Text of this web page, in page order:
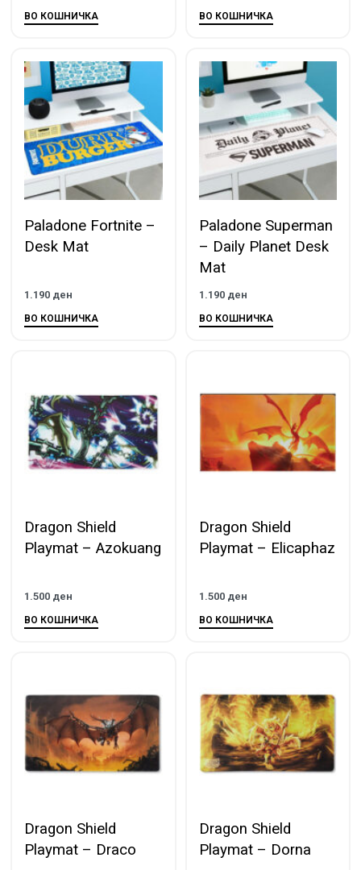
ВО КОШНИЧКА ВО КОШНИЧКА
Paladone Fortnite –
Desk Mat
1.190 ден
ВО КОШНИЧКА
Paladone Superman
– Daily Planet Desk
Mat
1.190 ден
ВО КОШНИЧКА
Dragon Shield
Playmat – Azokuang
1.500 ден
ВО КОШНИЧКА
Dragon Shield
Playmat – Elicaphaz
1.500 ден
ВО КОШНИЧКА
Dragon Shield
Playmat – Draco
Dragon Shield
Playmat – Dorna